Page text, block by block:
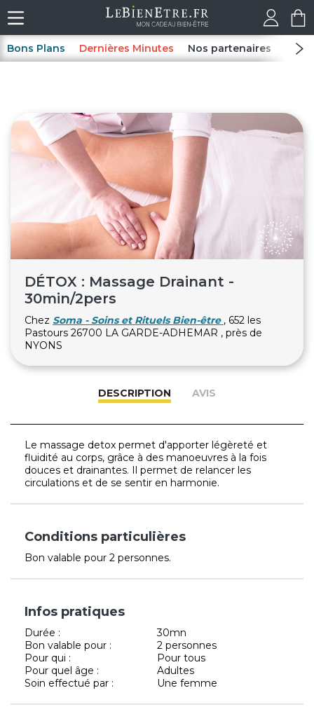
Bons Plans Dernières Minutes Nos partenaires Spas
DÉTOX : Massage Drainant -
30min/2pers
Chez Soma - Soins et Rituels Bien-être , 652 les
Pastours 26700 LA GARDE-ADHEMAR , près de
NYONS
DESCRIPTION AVIS
Le massage detox permet d'apporter légèreté et
fluidité au corps, grâce à des manoeuvres à la fois
douces et drainantes. Il permet de relancer les
circulations et de se sentir en harmonie.
Conditions particulières
Bon valable pour 2 personnes.
Infos pratiques
Durée :
30mn
Bon valable pour :
2 personnes
Pour qui :
Pour tous
Pour quel âge :
Adultes
Soin effectué par :
Une femme